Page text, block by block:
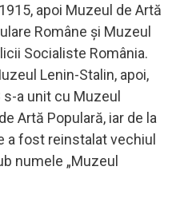
apoi Muzeul de Artă
Române și Muzeul
Socialiste România.
Lenin-Stalin, apoi,
a unit cu Muzeul
Artă Populară, iar de la
a fost reinstalat vechiul
numele „Muzeul